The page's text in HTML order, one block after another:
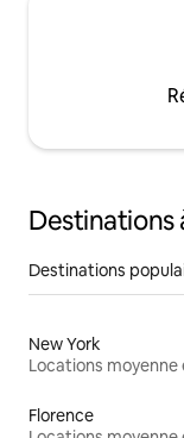
Destinations
Destinations
New York
Florence